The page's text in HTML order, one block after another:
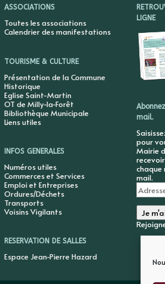
ASSOCIATIONS
Toutes les associations
Calendrier des manifestations
TOURISME & CULTURE
Présentation de la Commune
Historique
Eglise Saint-Martin
OT de Milly-la-Forêt
Bibliothèque Municipale
Liens utiles
INFOS GENERALES
Numéros utiles
Commerces et Services
Emploi et Entreprises
Ordures/Déchets
Transports
Voisins Vigilants
RESERVATION DE SALLES
Espace Jean-Pierre Hazard
LIGNE
mail.
pour
Mairie
chaque
mail.
Adresse
e-
mail
Je